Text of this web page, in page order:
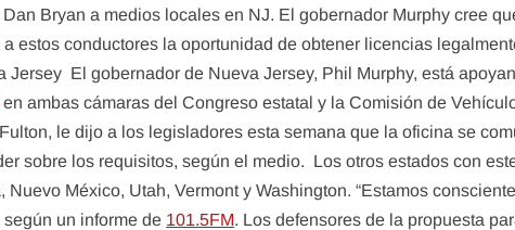
Dan Bryan a medios locales en NJ. El gobernador Murphy cree
estos conductores la oportunidad de obtener licencias
El gobernador de Nueva Jersey, Phil Murphy, está
en ambas cámaras del Congreso estatal y la Comisión de
le dijo a los legisladores esta semana que la oficina se
sobre los requisitos, según el medio. Los otros estados con
México, Utah, Vermont y Washington. “Estamos
un informe de 101.5FM. Los defensores de la propuesta